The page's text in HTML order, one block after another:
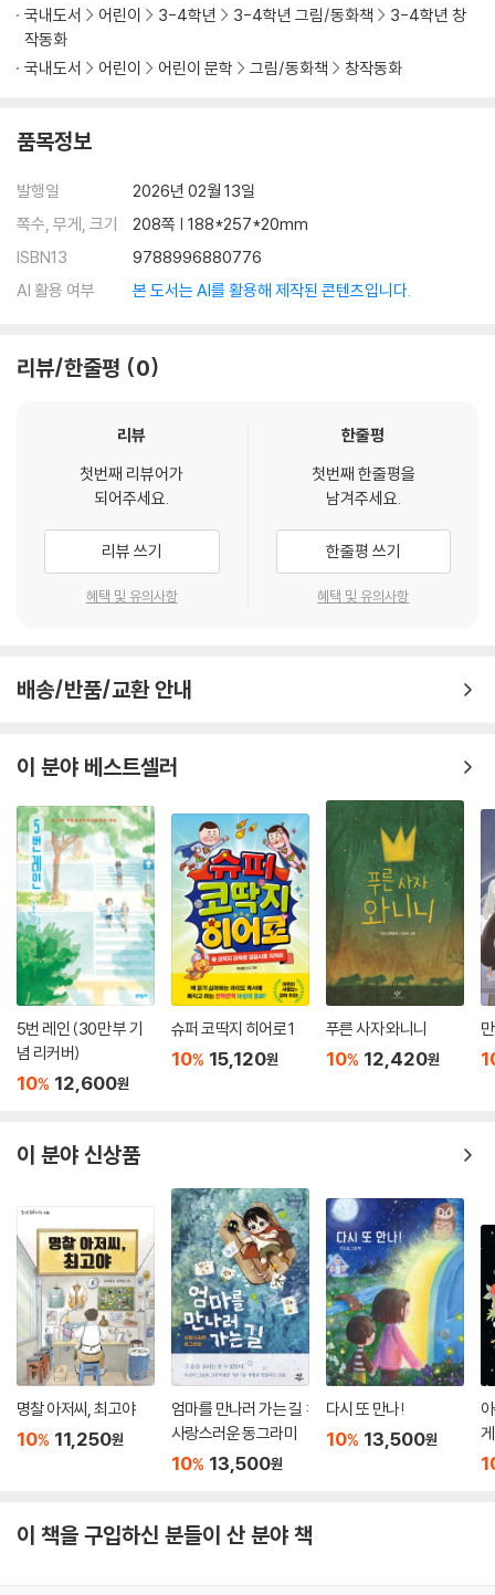
국내도서 어린이 3-4학년 3-4학년 그림/동화책
3-4학년 창
작동화
국내도서
어린이 어린이 문학 그림/동화책 창작동화
품목정보
발행일
2026년 02월 13일
쪽수, 무게, 크기
208쪽 | 188*257*20mm
ISBN13
9788996880776
AI 활용 여부
본 도서는 AI를 활용해 제작된 콘텐츠입니다.
리뷰/한줄평 0
리뷰
첫번째 리뷰어가
되어주세요.
리뷰 쓰기
혜택 및 유의사항
한줄평
첫번째 한줄평을
남겨주세요.
한줄평 쓰기
혜택 및 유의사항
배송/반품/교환 안내
이 분야 베스트셀러
5번 레인 (30만 부 기
념 리커버)
10% 12,600원
슈퍼 코딱지 히어로 1
10% 15,120원
푸른 사자 와니니
10% 12,420원
이 분야 신상품
명찰 아저씨, 최고야
10% 11,250원
엄마를 만나러 가는 길 :
사랑스러운 동그라미
10% 13,500원
다시 또 만나!
10% 13,500원
게
이 책을 구입하신 분들이 산 분야 책